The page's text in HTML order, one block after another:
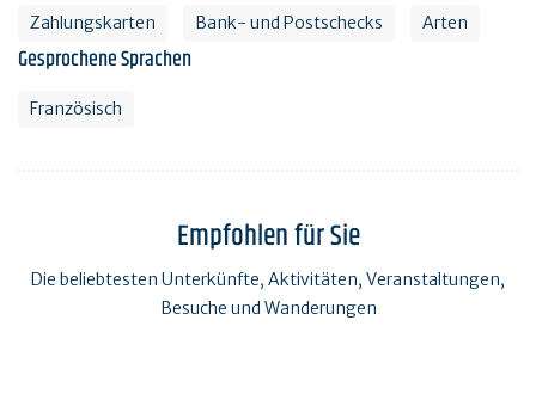
Zahlungskarten Bank- und Postschecks Arten
Gesprochene Sprachen
Französisch
Empfohlen für Sie
Die beliebtesten Unterkünfte, Aktivitäten, Veranstaltungen,
Besuche und Wanderungen